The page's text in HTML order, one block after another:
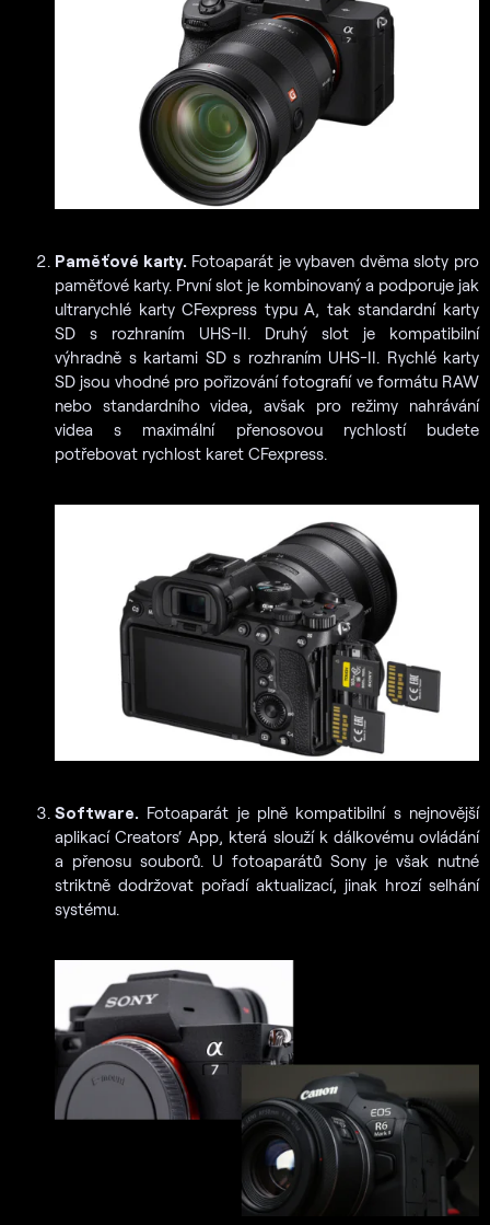
Paměťové karty. Fotoaparát je vybaven dvěma sloty pro
paměťové karty. První slot je kombinovaný a podporuje jak
ultrarychlé karty CFexpress typu A, tak standardní karty
SD s rozhraním UHS-II. Druhý slot je kompatibilní
výhradně s kartami SD s rozhraním UHS-II. Rychlé karty
SD jsou vhodné pro pořizování fotografií ve formátu RAW
nebo standardního videa, avšak pro režimy nahrávání
videa s maximální přenosovou rychlostí budete
potřebovat rychlost karet CFexpress.
Software. Fotoaparát je plně kompatibilní s nejnovější
aplikací Creators‘ App, která slouží k dálkovému ovládání
a přenosu souborů. U fotoaparátů Sony je však nutné
striktně dodržovat pořadí aktualizací, jinak hrozí selhání
systému.